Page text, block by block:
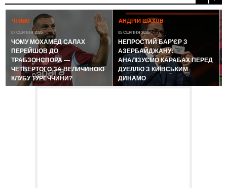
ЧТИВО
07 СЕРПНЯ 2026
ЧОМУ МОХАМЕД САЛАХ
ПЕРЕЙШОВ ДО
ТРАБЗОНСПОРА —
ЧЕТВЕРТОГО ЗА ВЕЛИЧИНОЮ
КЛУБУ ТУРЕЧЧИНИ?
АНДРІЙ ШАХОВ
05 СЕРПНЯ 2026
НЕПРОСТИЙ БАР'ЄР З
АЗЕРБАЙДЖАНУ:
АНАЛІЗУЄМО КАРАБАХ ПЕРЕД
ДУЕЛЛЮ З КИЇВСЬКИМ
ДИНАМО